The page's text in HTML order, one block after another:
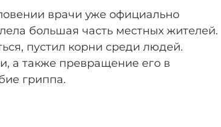
врачи уже официально
большая часть местных жителей.
пустил корни среди людей.
а также превращение его в
гриппа.